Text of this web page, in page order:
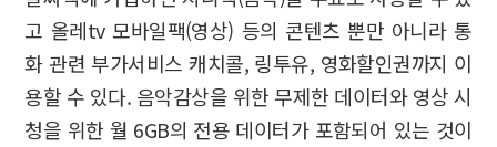
고 올레tv 모바일팩(영상) 등의 콘텐츠 뿐만 아니라 통
화 관련 부가서비스 캐치콜, 링투유, 영화할인권까지 이
용할 수 있다. 음악감상을 위한 무제한 데이터와 영상 시
청을 위한 월 6GB의 전용 데이터가 포함되어 있는 것이